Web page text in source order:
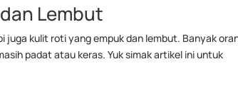
Lembut
juga kulit roti yang empuk dan lembut. Banyak
padat atau keras. Yuk simak artikel ini untuk